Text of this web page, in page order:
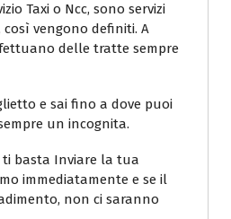
Taxi o Ncc, sono servizi
vengono definiti. A
delle tratte sempre
e sai fino a dove puoi
un incognita.
ti basta Inviare la tua
immediatamente e se il
non ci saranno